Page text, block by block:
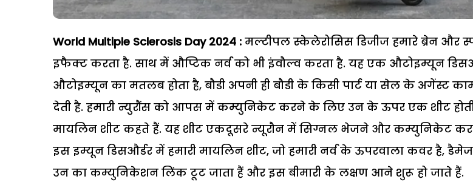
World Multiple Sclerosis Day 2024 : मल्टीपल स्केलेरोसिस डिजीज हमारे ब्रेन और
इफैक्ट करता है. साथ में औप्टिक नर्व को भी इंवौल्व करता है. यह एक औटोइम्यून
औटोइम्यून का मतलब होता है, बौडी अपनी ही बौडी के किसी पार्ट या सेल के अगेंस्ट
देती है. हमारी न्युरौंस को आपस में कम्युनिकेट करने के लिए उन के ऊपर एक शीट
मायलिन शीट कहते हैं. यह शीट एकदूसरे न्यूरौन में सिग्नल भेजने और कम्युनिकेट
इस इम्यून डिसऔर्डर में हमारी मायलिन शीट, जो हमारी नर्व के ऊपरवाला कवर है,
उन का कम्युनिकेशन लिंक टूट जाता हैं और इस बीमारी के लक्षण आने शुरू हो जाते हैं.